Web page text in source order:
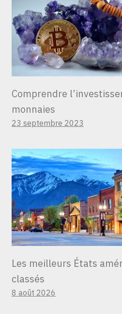
Comprendre
monnaies
23 septembre 2023
Les meilleurs États
classés
8 août 2026